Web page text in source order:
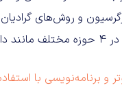
و روش‌های
کرد.
و برنامه‌نویسی با